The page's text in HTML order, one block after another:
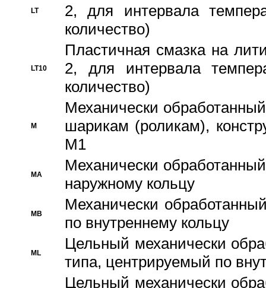
LT
2, для интервала
количество)
LT10
Пластичная смазка на
2, для интервала
количество)
M
Механически
шарикам (роликам),
M1
MA
Механически
наружному кольцу
MB
Механически
по внутреннему кольцу
ML
Цельный механически
типа, центрируемый по
Цельный механически